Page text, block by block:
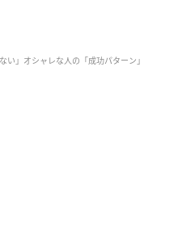
い」オシャレな人の「成功パターン」